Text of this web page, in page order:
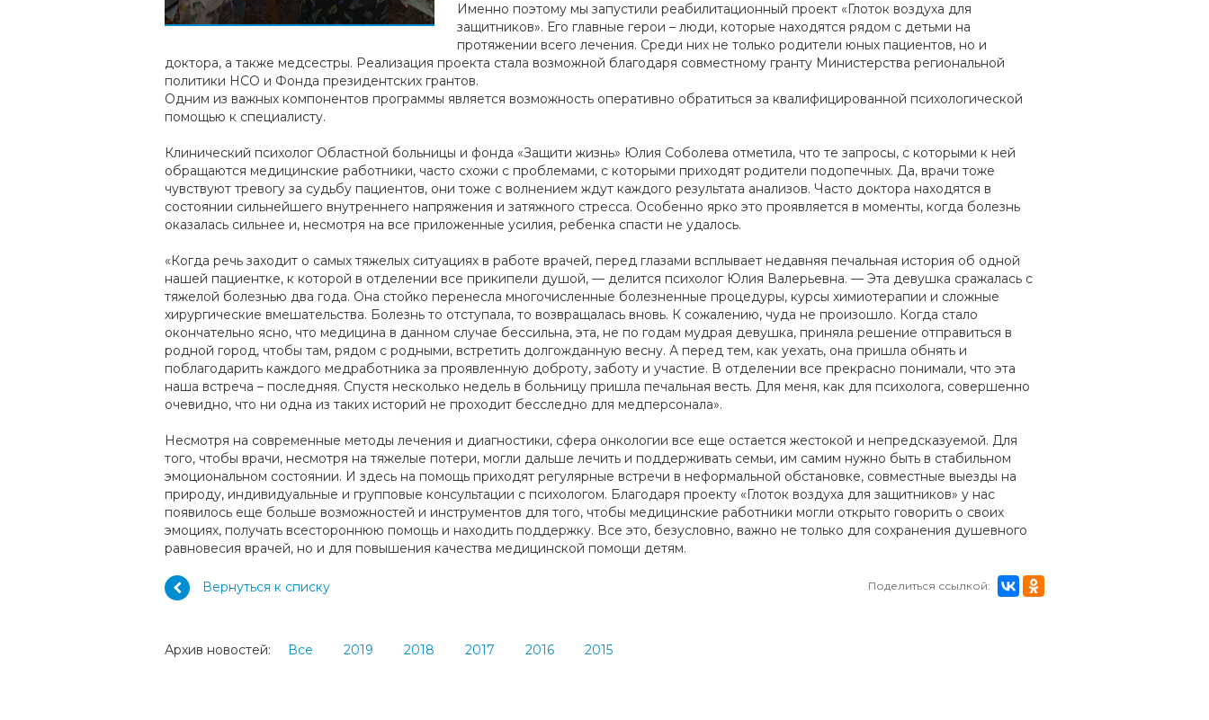
Именно поэтому мы запустили реабилитационный проект «Глоток воздуха для
защитников». Его главные герои – люди, которые находятся рядом с детьми на
протяжении всего лечения. Среди них не только родители юных пациентов, но и
доктора, а также медсестры. Реализация проекта стала возможной благодаря совместному гранту Министерства региональной
политики НСО и Фонда президентских грантов.
Одним из важных компонентов программы является возможность оперативно обратиться за квалифицированной психологической
помощью к специалисту.
Клинический психолог Областной больницы и фонда «Защити жизнь» Юлия Соболева отметила, что те запросы, с которыми к ней
обращаются медицинские работники, часто схожи с проблемами, с которыми приходят родители подопечных. Да, врачи тоже
чувствуют тревогу за судьбу пациентов, они тоже с волнением ждут каждого результата анализов. Часто доктора находятся в
состоянии сильнейшего внутреннего напряжения и затяжного стресса. Особенно ярко это проявляется в моменты, когда болезнь
оказалась сильнее и, несмотря на все приложенные усилия, ребенка спасти не удалось.
«Когда речь заходит о самых тяжелых ситуациях в работе врачей, перед глазами всплывает недавняя печальная история об одной
нашей пациентке, к которой в отделении все прикипели душой, — делится психолог Юлия Валерьевна. — Эта девушка сражалась с
тяжелой болезнью два года. Она стойко перенесла многочисленные болезненные процедуры, курсы химиотерапии и сложные
хирургические вмешательства. Болезнь то отступала, то возвращалась вновь. К сожалению, чуда не произошло. Когда стало
окончательно ясно, что медицина в данном случае бессильна, эта, не по годам мудрая девушка, приняла решение отправиться в
родной город, чтобы там, рядом с родными, встретить долгожданную весну. А перед тем, как уехать, она пришла обнять и
поблагодарить каждого медработника за проявленную доброту, заботу и участие. В отделении все прекрасно понимали, что эта
наша встреча – последняя. Спустя несколько недель в больницу пришла печальная весть. Для меня, как для психолога, совершенно
очевидно, что ни одна из таких историй не проходит бесследно для медперсонала».
Несмотря на современные методы лечения и диагностики, сфера онкологии все еще остается жестокой и непредсказуемой. Для
того, чтобы врачи, несмотря на тяжелые потери, могли дальше лечить и поддерживать семьи, им самим нужно быть в стабильном
эмоциональном состоянии. И здесь на помощь приходят регулярные встречи в неформальной обстановке, совместные выезды на
природу, индивидуальные и групповые консультации с психологом. Благодаря проекту «Глоток воздуха для защитников» у нас
появилось еще больше возможностей и инструментов для того, чтобы медицинские работники могли открыто говорить о своих
эмоциях, получать всестороннюю помощь и находить поддержку. Все это, безусловно, важно не только для сохранения душевного
равновесия врачей, но и для повышения качества медицинской помощи детям.
Поделиться ссылкой:
Вернуться к списку
Архив новостей: Все 2019 2018 2017 2016 2015